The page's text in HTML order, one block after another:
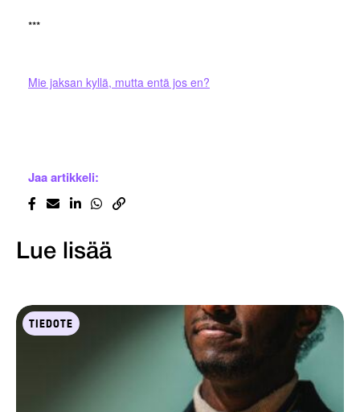
***
Mie jaksan kyllä, mutta entä jos en?
Jaa artikkeli:
Lue lisää
TIEDOTE